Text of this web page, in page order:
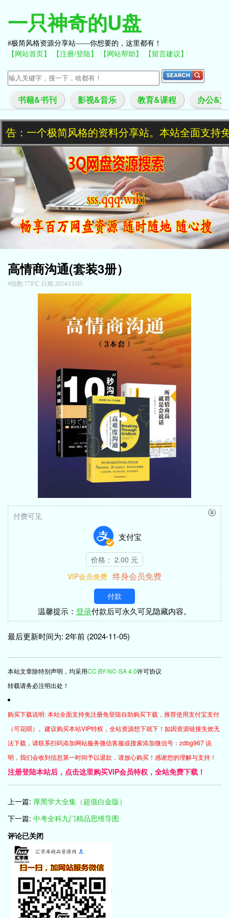
一只神奇的U盘
极简风格资源分享站——你想要的，这里都有！
【网站首页】 【注册/登陆】 【网站帮助】 【留言建议】
书籍&书刊 影视&音乐 教育&课程 办公&
：一个极简风格的资料分享站。本站全面支持
高情商沟通(套装3册）
指数:778℃ 日期:2024/11/05
支付宝
价格： 2.00 元
VIP会员免费 终身会员免费
付款
温馨提示： 登录付款后可永久可见隐藏内容。
付费可见
最后更新时间为: 2年前 (2024-11-05)
本站文章除特别声明，均采用CC BY-NC-SA 4.0许可协议
转载请务必注明出处！
购买下载说明: 本站全面支持免注册免登陆自助购买下载，推荐使用支付宝支付
（可花呗）。建议购买本站VIP特权，全站资源想下就下！如因资源链接失效无
法下载，请联系扫码添加网站服务微信客服或搜索添加微信号：zdbg967 说
明，我们会收到信息第一时间予以退款，请放心购买！感谢您的理解与支持！
注册登陆本站后，点击这里购买VIP会员特权，全站免费下载！
上一篇: 厚黑学大全集（超值白金版）
下一篇: 中考全科九门精品思维导图
评论已关闭